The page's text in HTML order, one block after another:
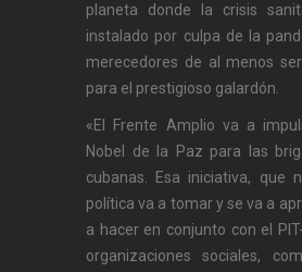
planeta donde la crisis
instalado por culpa de la
merecedores de al menos
para el prestigioso galardón.
«El Frente Amplio va a
Nobel de la Paz para las
cubanas. Esa iniciativa, que
política va a tomar y se va a
a hacer en conjunto con el
organizaciones sociales,